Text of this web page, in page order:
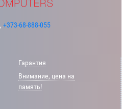
, +373-68-888-055
Гарантия
Внимание, цена на
память!